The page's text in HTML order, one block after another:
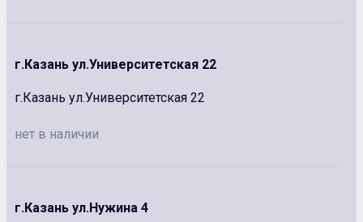
г.Казань ул.Университетская 22
г.Казань ул.Университетская 22
нет в наличии
г.Казань ул.Нужина 4